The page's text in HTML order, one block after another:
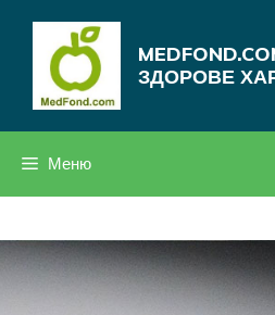
ЗДОРОВЕ
Меню